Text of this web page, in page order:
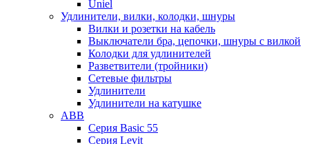
Uniel
Удлинители, вилки, колодки, шнуры
Вилки и розетки на кабель
Выключатели бра, цепочки, шнуры с вилкой
Колодки для удлинителей
Разветвители (тройники)
Сетевые фильтры
Удлинители
Удлинители на катушке
ABB
Серия Basic 55
Серия Levit